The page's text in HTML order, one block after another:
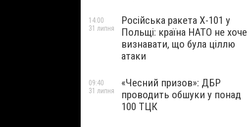
Російська ракета Х-101 у
Польщі: країна НАТО не хоче
визнавати, що була ціллю
атаки
14:00
31 липня
«Чесний призов»: ДБР
проводить обшуки у понад
100 ТЦК
09:40
31 липня